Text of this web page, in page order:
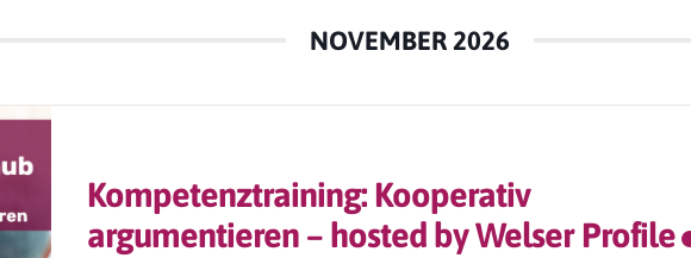
NOVEMBER 2026
Kompetenztraining: Kooperativ
argumentieren – hosted by Welser Profile